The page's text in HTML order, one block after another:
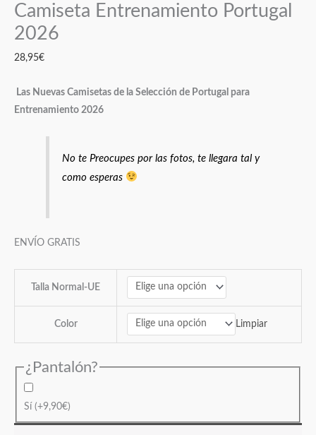
Camiseta Entrenamiento Portugal
2026
28,95€
Las Nuevas Camisetas de la Selección de Portugal para
Entrenamiento 2026
No te Preocupes por las fotos, te llegara tal y
como esperas
ENVÍO GRATIS
Talla Normal-UE
Color Limpiar
¿Pantalón?
Sí(+9,90€)